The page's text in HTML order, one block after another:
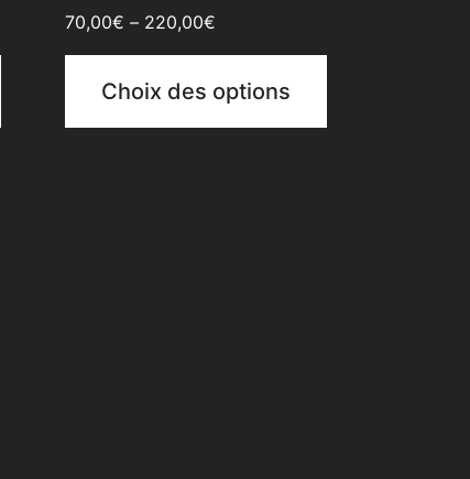
70,00€ – 220,00€
Choix des options